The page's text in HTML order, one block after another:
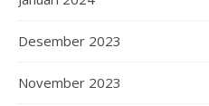
Desember 2023
November 2023